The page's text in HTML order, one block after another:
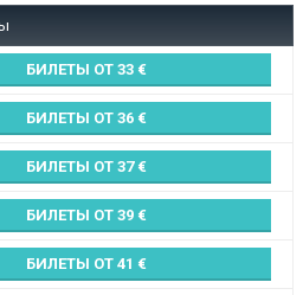
БИЛЕТЫ ОТ 33
БИЛЕТЫ ОТ 36
БИЛЕТЫ ОТ 37
БИЛЕТЫ ОТ 39
БИЛЕТЫ ОТ 41